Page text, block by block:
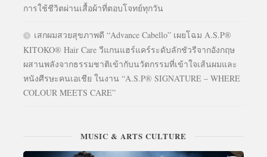
การใช้ชีวิตผ่านเสื้อผ้าที่ตอบโจทย์ทุกวัน
เสกผมสวยสุขภาพดี “Advance Cabello” เผยโฉม A.S.P®
KITOKO® Hair Care วีแกนแฮร์แคร์ระดับลักชัวรีจากอังกฤษ
ผสานพลังจากธรรมชาติเข้ากับนวัตกรรมที่เข้าใจเส้นผมและ
หนังศีรษะคนเอเชีย ในงาน “A.S.P® SIGNATURE – WHERE
COLOUR MEETS CARE”
MUSIC & ARTS CULTURE